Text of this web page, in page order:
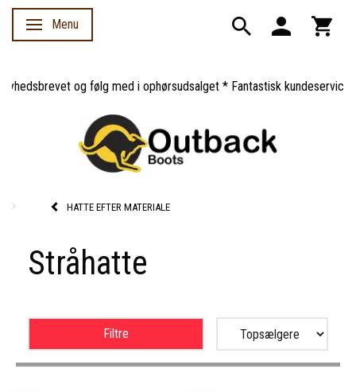
Skifte navigation
Menu
og følg med i ophørsudsalget * Fantastisk kundeservice *
HATTE EFTER MATERIALE
Stråhatte
Filtre